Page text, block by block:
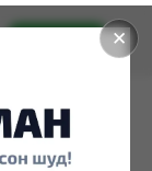
✕
Установить